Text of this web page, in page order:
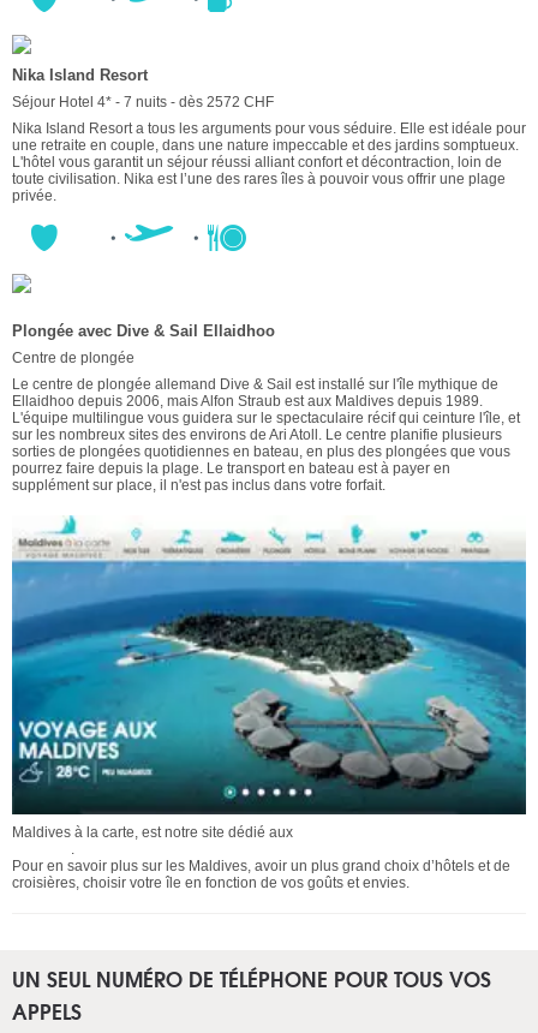
Nika Island Resort
Séjour Hotel 4* - 7 nuits - dès 2572 CHF
Nika Island Resort a tous les arguments pour vous séduire. Elle est idéale pour
une retraite en couple, dans une nature impeccable et des jardins somptueux.
L'hôtel vous garantit un séjour réussi alliant confort et décontraction, loin de
toute civilisation. Nika est l’une des rares îles à pouvoir vous offrir une plage
privée.
Plongée avec Dive & Sail Ellaidhoo
Centre de plongée
Le centre de plongée allemand Dive & Sail est installé sur l'île mythique de
Ellaidhoo depuis 2006, mais Alfon Straub est aux Maldives depuis 1989.
L'équipe multilingue vous guidera sur le spectaculaire récif qui ceinture l'île, et
sur les nombreux sites des environs de Ari Atoll. Le centre planifie plusieurs
sorties de plongées quotidiennes en bateau, en plus des plongées que vous
pourrez faire depuis la plage. Le transport en bateau est à payer en
supplément sur place, il n'est pas inclus dans votre forfait.
Maldives à la carte, est notre site dédié aux
.
Pour en savoir plus sur les Maldives, avoir un plus grand choix d’hôtels et de
croisières, choisir votre île en fonction de vos goûts et envies.
UN SEUL NUMÉRO DE TÉLÉPHONE POUR TOUS VOS
APPELS